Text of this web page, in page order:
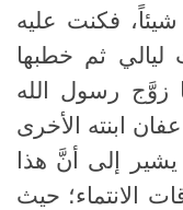
فكنت عليه
ليالي ثم خطبها
زوَّج رسول الله
ابنته الأخرى
إلى أنَّ هذا
الانتماء؛ حيث